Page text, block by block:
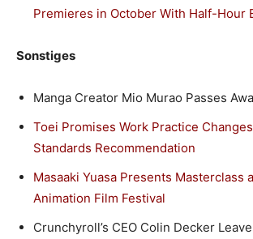
Premieres in October With Half-Hour
Sonstiges
Manga Creator Mio Murao Passes
Toei Promises Work Practice
Standards Recommendation
Masaaki Yuasa Presents Masterclass
Animation Film Festival
Crunchyroll’s CEO Colin Decker